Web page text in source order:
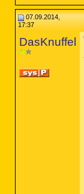
07.09.2014,
17:37
DasKnuffel